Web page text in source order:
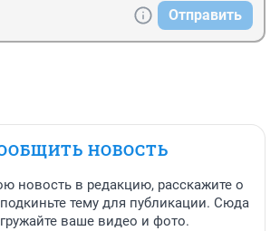
Отправить
НОВОСТЬ
новость в редакцию, расскажите о
тему для публикации. Сюда
ваше видео и фото.